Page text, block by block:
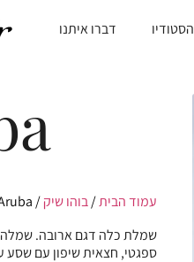
הסטודיו דברו איתנו
עמוד הבית/בוהו שיק/ Aruba
שמלת כלה דגם ארובה. שמלה
ספגטי, חצאית שיפון עם שסע